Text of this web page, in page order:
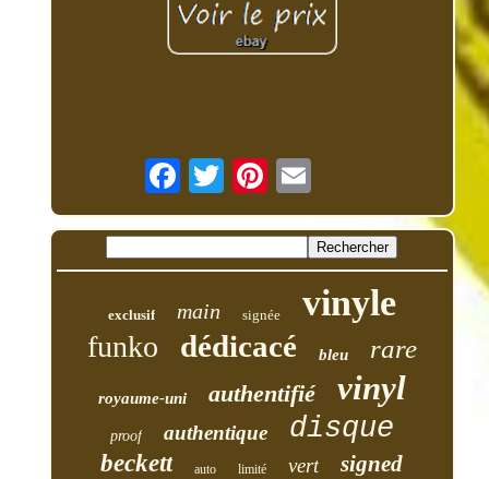
exclusif main signée vinyle
funko dédicacé bleu rare
royaume-uni authentifié vinyl
proof authentique disque
beckett auto limité vert signed